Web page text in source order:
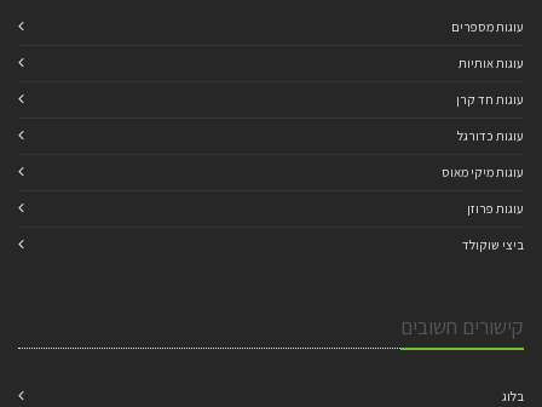
עוגות מספרים
עוגות אותיות
עוגות חד קרן
עוגות כדורגל
עוגות מיקי מאוס
עוגות פרוזן
ביצי שוקולד
קישורים חשובים
בלוג